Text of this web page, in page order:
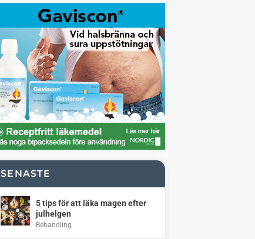
SENASTE
5 tips för att läka magen efter
julhelgen
Behandling